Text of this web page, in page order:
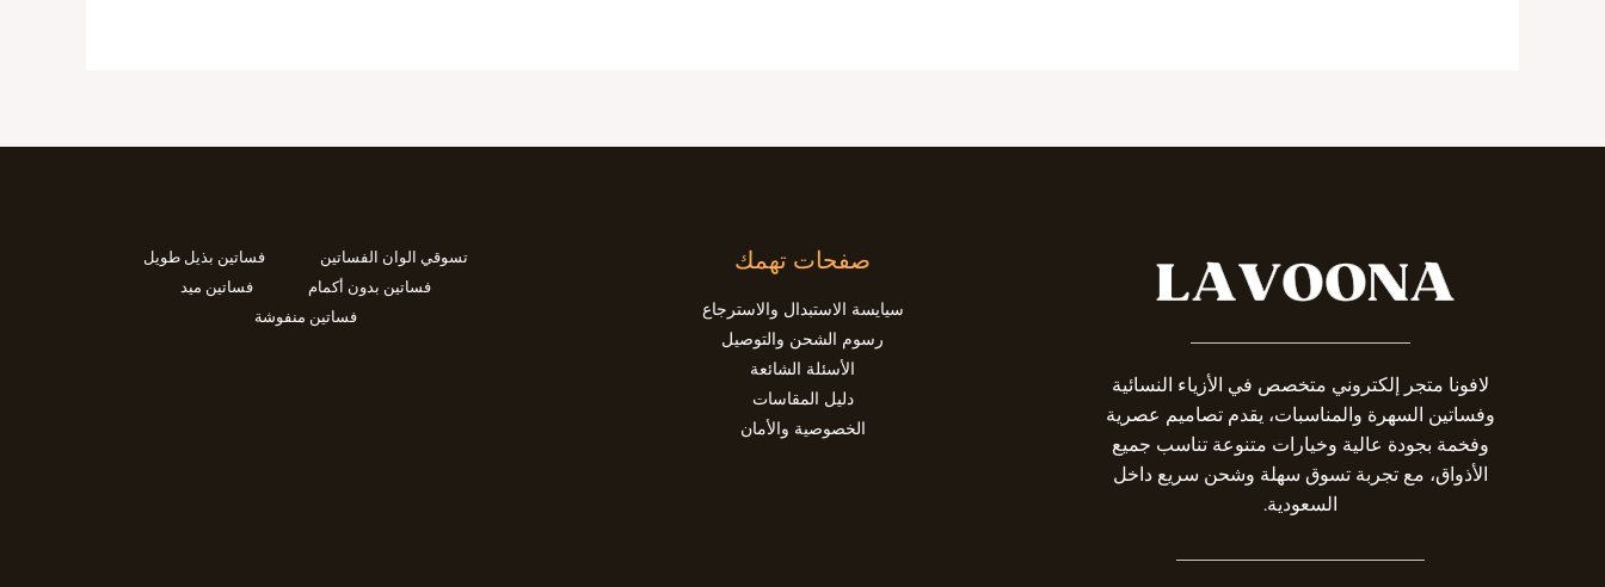
لافونا متجر إلكتروني متخصص في الأزياء النسائية
وفساتين السهرة والمناسبات، يقدم تصاميم عصرية
وفخمة بجودة عالية وخيارات متنوعة تناسب جميع
الأذواق، مع تجربة تسوق سهلة وشحن سريع داخل
السعودية.
صفحات تهمك
سيايسة الاستبدال والاسترجاع
رسوم الشحن والتوصيل
الأسئلة الشائعة
دليل المقاسات
الخصوصية والأمان
تسوقي الوان الفساتين
فساتين بذيل طويل
فساتين بدون أكمام
فساتين ميد
فساتين منفوشة